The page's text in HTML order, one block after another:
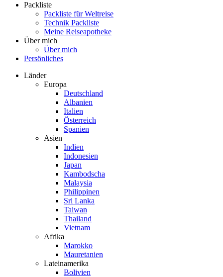
Packliste
Packliste für Weltreise
Technik Packliste
Meine Reiseapotheke
Über mich
Über mich
Persönliches
Länder
Europa
Deutschland
Albanien
Italien
Österreich
Spanien
Asien
Indien
Indonesien
Japan
Kambodscha
Malaysia
Philippinen
Sri Lanka
Taiwan
Thailand
Vietnam
Afrika
Marokko
Mauretanien
Lateinamerika
Bolivien